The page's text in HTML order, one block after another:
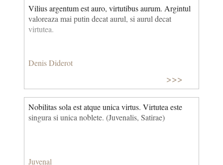
Vilius argentum est auro, virtutibus aurum. Argintul
valoreaza mai putin decat aurul, si aurul decat
virtutea.
Denis Diderot
>>>
Nobilitas sola est atque unica virtus. Virtutea este
singura si unica noblete. (Juvenalis, Satirae)
Juvenal